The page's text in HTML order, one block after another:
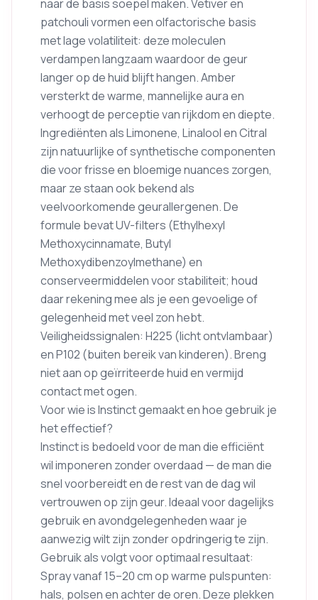
naar de basis soepel maken. Vetiver en
patchouli vormen een olfactorische basis
met lage volatiliteit: deze moleculen
verdampen langzaam waardoor de geur
langer op de huid blijft hangen. Amber
versterkt de warme, mannelijke aura en
verhoogt de perceptie van rijkdom en diepte.
Ingrediënten als Limonene, Linalool en Citral
zijn natuurlijke of synthetische componenten
die voor frisse en bloemige nuances zorgen,
maar ze staan ook bekend als
veelvoorkomende geurallergenen. De
formule bevat UV-filters (Ethylhexyl
Methoxycinnamate, Butyl
Methoxydibenzoylmethane) en
conserveermiddelen voor stabiliteit; houd
daar rekening mee als je een gevoelige of
gelegenheid met veel zon hebt.
Veiligheidssignalen: H225 (licht ontvlambaar)
en P102 (buiten bereik van kinderen). Breng
niet aan op geïrriteerde huid en vermijd
contact met ogen.
Voor wie is Instinct gemaakt en hoe gebruik je
het effectief?
Instinct is bedoeld voor de man die efficiënt
wil imponeren zonder overdaad — de man die
snel voorbereidt en de rest van de dag wil
vertrouwen op zijn geur. Ideaal voor dagelijks
gebruik en avondgelegenheden waar je
aanwezig wilt zijn zonder opdringerig te zijn.
Gebruik als volgt voor optimaal resultaat:
Spray vanaf 15–20 cm op warme pulspunten:
hals, polsen en achter de oren. Deze plekken